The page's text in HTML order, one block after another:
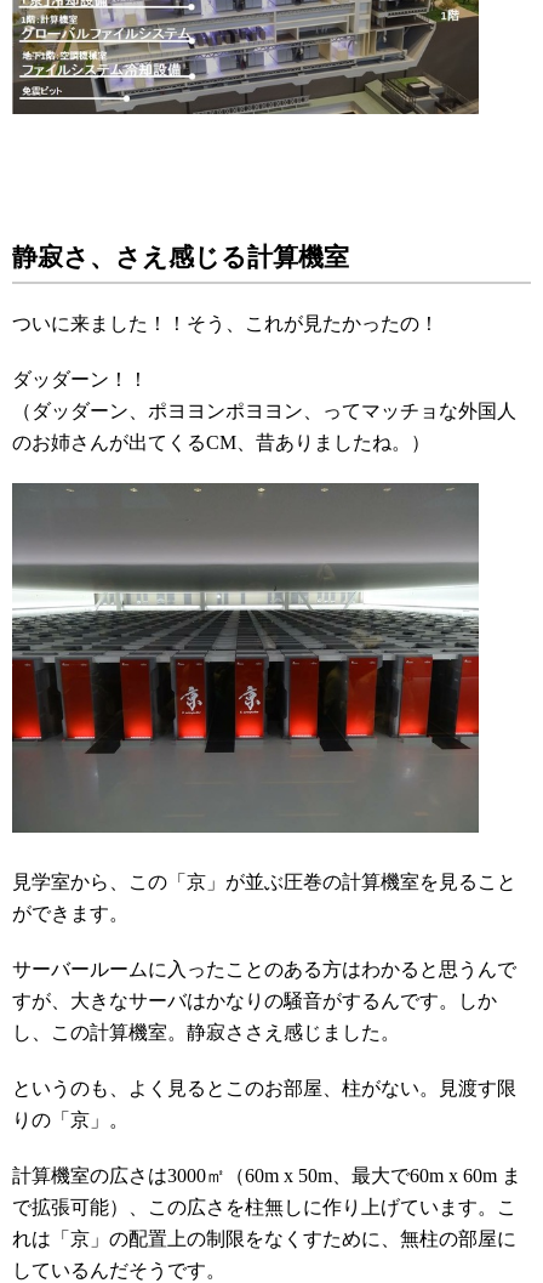
静寂さ、さえ感じる計算機室
ついに来ました！！そう、これが見たかったの！
ダッダーン！！
（ダッダーン 、ポヨヨンポヨヨン、ってマッチョな外国人
のお姉さんが出てくるCM、昔ありましたね。）
見学室から、この「京」が並ぶ圧巻の計算機室を見ること
ができます。
サーバールームに入ったことのある方はわかると思うんで
すが、大きなサーバはかなりの騒音がするんです。
しか
し、この計算機室。静寂ささえ感じました。
というのも、よく見るとこのお部屋、柱がない。
見渡す限
りの「京」 。
計算機室の広さは3000㎡（60m x 50m、最大で60m x 60m ま
で拡張可能）、この広さを柱無しに作り上げています。
こ
れは「京」の配置上の制限をなくすために、無柱の部屋に
しているんだそうです。